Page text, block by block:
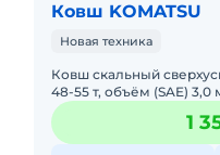
Ковш KOMATSU
Новая техника
Ковш скальный
48-55 т, объём (SAE) 3,0
(CAT)– 5 шт, протектор
(CAT) –
1